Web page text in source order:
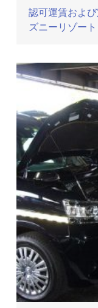
認可運賃およ
ズニーリゾート